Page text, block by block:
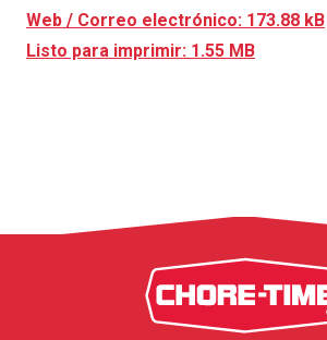
Web / Correo electrónico: 173.88 kB
Listo para imprimir: 1.55 MB